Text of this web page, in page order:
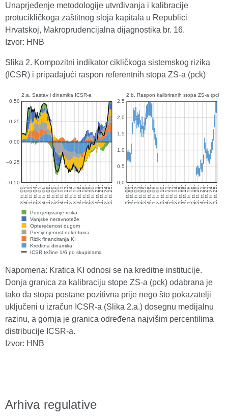
Unaprjeđenje metodologije utvrđivanja i kalibracije
protucikličkoga zaštitnog sloja kapitala u Republici
Hrvatskoj, Makroprudencijalna dijagnostika br. 16.
Izvor: HNB
Slika 2. Kompozitni indikator cikličkoga sistemskog rizika
(ICSR) i pripadajući raspon referentnih stopa ZS-a (pck)
Napomena: Kratica KI odnosi se na kreditne institucije.
Donja granica za kalibraciju stope ZS-a (pck) odabrana je
tako da stopa postane pozitivna prije nego što pokazatelji
uključeni u izračun ICSR-a (Slika 2.a.) dosegnu medijalnu
razinu, a gornja je granica određena najvišim percentilima
distribucije ICSR-a.
Izvor: HNB
Arhiva regulative